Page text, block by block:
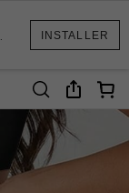
INSTALLER